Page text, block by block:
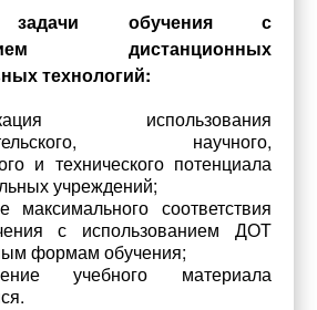
Лиговский рубеж»
музея
задачи обучения с
дистанционных
технологий:
использования
научного,
и технического потенциала
учреждений;
максимального соответствия
с использованием ДОТ
формам обучения;
учебного материала